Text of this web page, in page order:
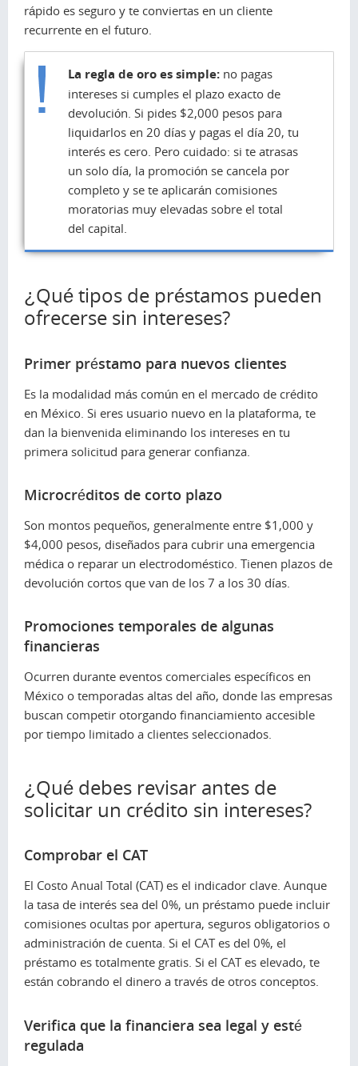
rápido es seguro y te conviertas en un cliente
recurrente en el futuro.
La regla de oro es simple: no pagas
intereses si cumples el plazo exacto de
devolución. Si pides $2,000 pesos para
liquidarlos en 20 días y pagas el día 20, tu
interés es cero. Pero cuidado: si te atrasas
un solo día, la promoción se cancela por
completo y se te aplicarán comisiones
moratorias muy elevadas sobre el total
del capital.
¿Qué tipos de préstamos pueden
ofrecerse sin intereses?
Primer préstamo para nuevos clientes
Es la modalidad más común en el mercado de crédito
en México. Si eres usuario nuevo en la plataforma, te
dan la bienvenida eliminando los intereses en tu
primera solicitud para generar confianza.
Microcréditos de corto plazo
Son montos pequeños, generalmente entre $1,000 y
$4,000 pesos, diseñados para cubrir una emergencia
médica o reparar un electrodoméstico. Tienen plazos de
devolución cortos que van de los 7 a los 30 días.
Promociones temporales de algunas
financieras
Ocurren durante eventos comerciales específicos en
México o temporadas altas del año, donde las empresas
buscan competir otorgando financiamiento accesible
por tiempo limitado a clientes seleccionados.
¿Qué debes revisar antes de
solicitar un crédito sin intereses?
Comprobar el CAT
El Costo Anual Total (CAT) es el indicador clave. Aunque
la tasa de interés sea del 0%, un préstamo puede incluir
comisiones ocultas por apertura, seguros obligatorios o
administración de cuenta. Si el CAT es del 0%, el
préstamo es totalmente gratis. Si el CAT es elevado, te
están cobrando el dinero a través de otros conceptos.
Verifica que la financiera sea legal y esté
regulada